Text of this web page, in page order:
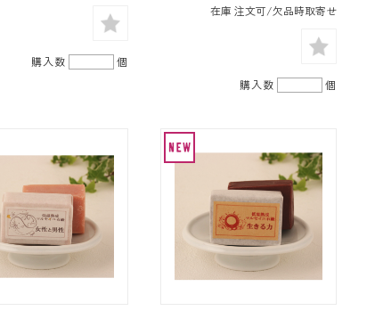
購入数 個
在庫 注文可/欠品時取寄せ
購入数 個